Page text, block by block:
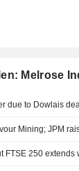
Melrose
due to Dowlais
Mining; JPM
FTSE 250 extends